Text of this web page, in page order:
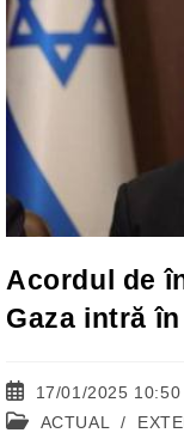
Acordul de
Gaza intră
Post
published:
17/01/2025 10:50
Post ACTUAL /